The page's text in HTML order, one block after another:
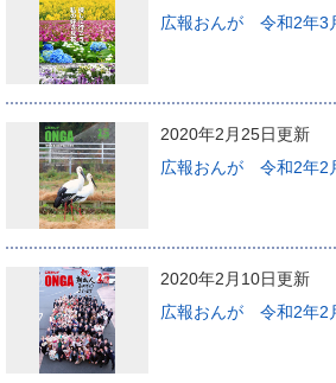
広報おんが 令和2年3
2020年2月25日更新
広報おんが 令和2年2
2020年2月10日更新
広報おんが 令和2年2